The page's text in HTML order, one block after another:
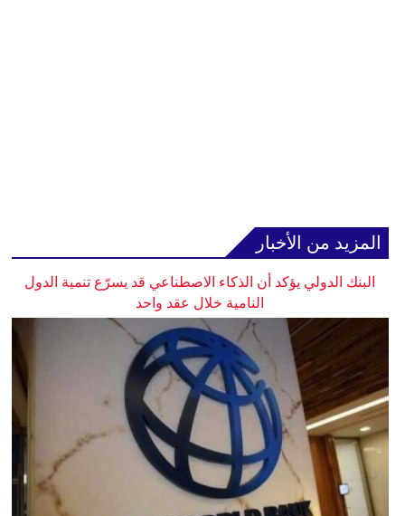
المزيد من الأخبار
البنك الدولي يؤكد أن الذكاء الاصطناعي قد يسرّع تنمية الدول
النامية خلال عقد واحد